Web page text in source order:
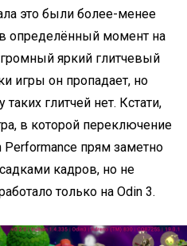
это были более-менее
определённый момент на
яркий глитчевый
игры он пропадает, но
глитчей нет. Кстати,
в которой переключение
прям заметно
кадров, но не
только на Odin 3.